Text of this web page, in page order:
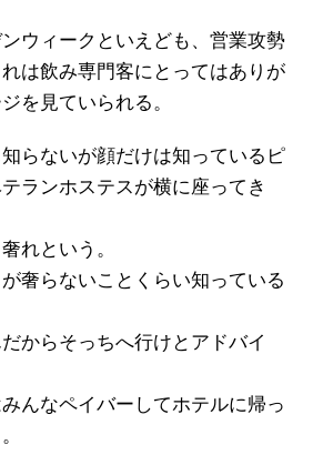
ウィークといえども、営業攻勢
は飲み専門客にとってはありが
を見ていられる。
らないが顔だけは知っているピ
ランホステスが横に座ってき
れという。
奢らないことくらい知っている
からそっちへ行けとアドバイ
んなペイバーしてホテルに帰っ